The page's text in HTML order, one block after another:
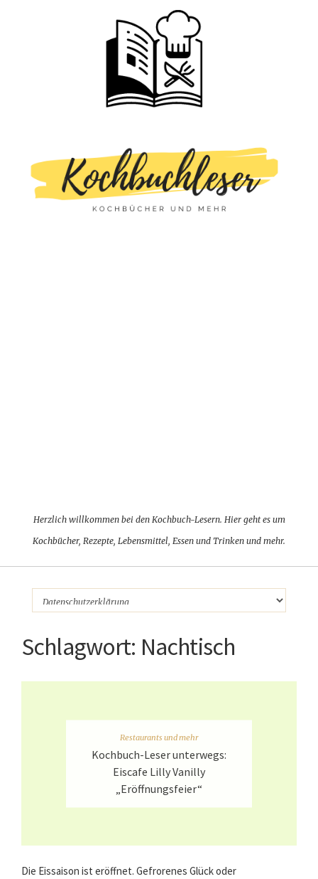
Herzlich willkommen bei den Kochbuch-Lesern. Hier geht es um
Kochbücher, Rezepte, Lebensmittel, Essen und Trinken und mehr.
Schlagwort: Nachtisch
Restaurants und mehr
Kochbuch-Leser unterwegs:
Eiscafe Lilly Vanilly
„Eröffnungsfeier“
Die Eissaison ist eröffnet. Gefrorenes Glück oder